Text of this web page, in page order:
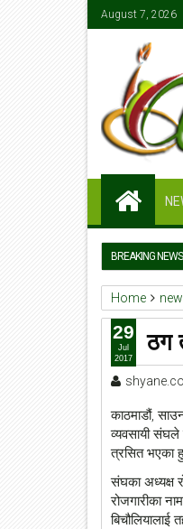
August 7, 2026
BREAKING NEWS
Home
ठग
काठमाडौं,
व्यवसायी संघले
त्रसित भएका
संघका अध्यक्ष
रोजगारीका
29
Jul
2017